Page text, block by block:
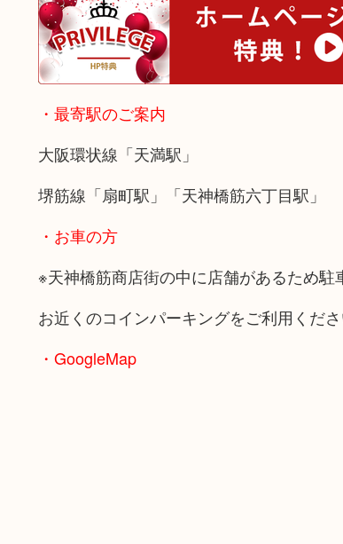
・最寄駅のご案内
大阪環状線「天満駅」
堺筋線「扇町駅」「天神橋筋六丁目駅」
・お車の方
※天神橋筋商店街の中に店舗があるため駐
お近くのコインパーキングをご利用くださ
・GoogleMap